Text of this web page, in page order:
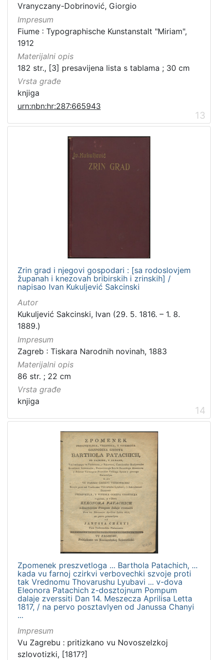
Vranyczany-Dobrinović, Giorgio
Impresum
Fiume : Typographische Kunstanstalt "Miriam",
1912
Materijalni opis
182 str., [3] presavijena lista s tablama ; 30 cm
Vrsta građe
knjiga
urn:nbn:hr:287:665943
13
Zrin grad i njegovi gospodari : [sa rodoslovjem
županah i knezovah bribirskih i zrinskih] /
napisao Ivan Kukuljević Sakcinski
Autor
Kukuljević Sakcinski, Ivan (29. 5. 1816. – 1. 8.
1889.)
Impresum
Zagreb : Tiskara Narodnih novinah, 1883
Materijalni opis
86 str. ; 22 cm
Vrsta građe
knjiga
14
Zpomenek preszvetloga ... Barthola Patachich, ...
kada vu farnoj czirkvi verbovechki szvoje proti
tak Vrednomu Thovarushu Lyubavi ... v-dova
Eleonora Patachich z-dosztojnum Pompum
dalaje zverssiti Dan 14. Meszecza Aprilisa Letta
1817, / na pervo posztavlyen od Janussa Chanyi
...
Impresum
Vu Zagrebu : pritizkano vu Novoszelzkoj
szlovotizki, [1817?]